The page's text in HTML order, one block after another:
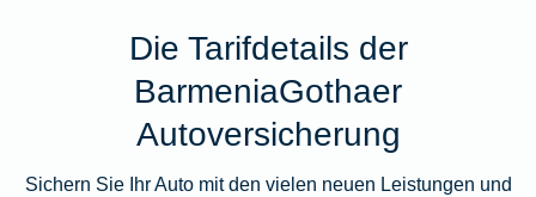
Die Tarifdetails der
BarmeniaGothaer
Autoversicherung
Sichern Sie Ihr Auto mit den vielen neuen Leistungen und